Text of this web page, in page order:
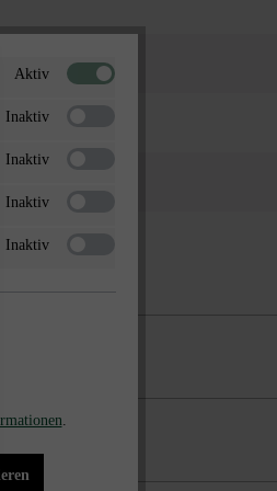
Aktiv
Inaktiv
Inaktiv
Inaktiv
Inaktiv
.